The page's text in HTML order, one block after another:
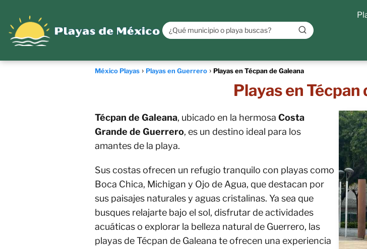
México Playas Playas en Guerrero Playas en Técpan de Galeana
Playas en Técpan
Técpan de Galeana, ubicado en la hermosa Costa
Grande de Guerrero, es un destino ideal para los
amantes de la playa.
Sus costas ofrecen un refugio tranquilo con playas como
Boca Chica, Michigan y Ojo de Agua, que destacan por
sus paisajes naturales y aguas cristalinas. Ya sea que
busques relajarte bajo el sol, disfrutar de actividades
acuáticas o explorar la belleza natural de Guerrero, las
playas de Técpan de Galeana te ofrecen una experiencia